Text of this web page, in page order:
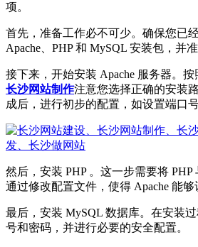
项。
首先，准备工作必不可少。确保您已
Apache、PHP 和 MySQL 安装包，并
接下来，开始安装 Apache 服务器。按
长沙网站制作注意您选择正确的安装
成后，进行初步的配置，如设置端口
然后，安装 PHP 。这一步需要将 PHP
通过修改配置文件，使得 Apache 能够
最后，安装 MySQL 数据库。在安装
号和密码，并进行必要的安全配置。